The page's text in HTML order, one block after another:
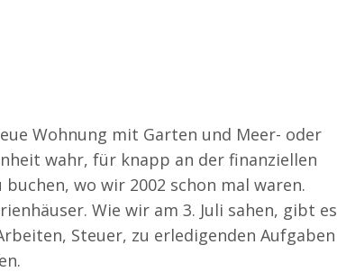
Wohnung mit Garten und Meer- oder
wahr, für knapp an der finanziellen
wo wir 2002 schon mal waren.
Wie wir am 3. Juli sahen, gibt es
Steuer, zu erledigenden Aufgaben